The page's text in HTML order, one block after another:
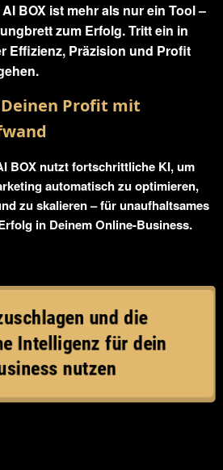
BOX ist mehr als nur ein Tool –
zum Erfolg. Tritt ein in
Effizienz, Präzision und Profit
Profit mit
BOX nutzt fortschrittliche KI, um
automatisch zu optimieren,
zu skalieren – für unaufhaltsames
in Deinem Online-Business.
und die
Intelligenz für dein
nutzen